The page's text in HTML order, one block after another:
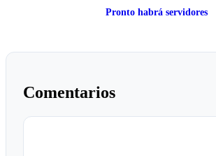
Pronto habrá servidores
Comentarios